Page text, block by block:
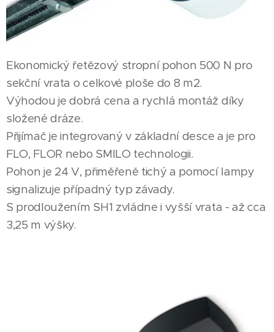
Ekonomický řetězový stropní pohon 500 N pro
sekční vrata o celkové ploše do 8 m2.
Výhodou je dobrá cena a rychlá montáž díky
složené dráze.
Přijímač je integrovaný v základní desce a je pro
FLO, FLOR nebo SMILO technologii.
Pohon je 24 V, přiměřeně tichý a pomocí lampy
signalizuje případný typ závady.
S prodloužením SH1 zvládne i vyšší vrata - až cca
3,25 m výšky.